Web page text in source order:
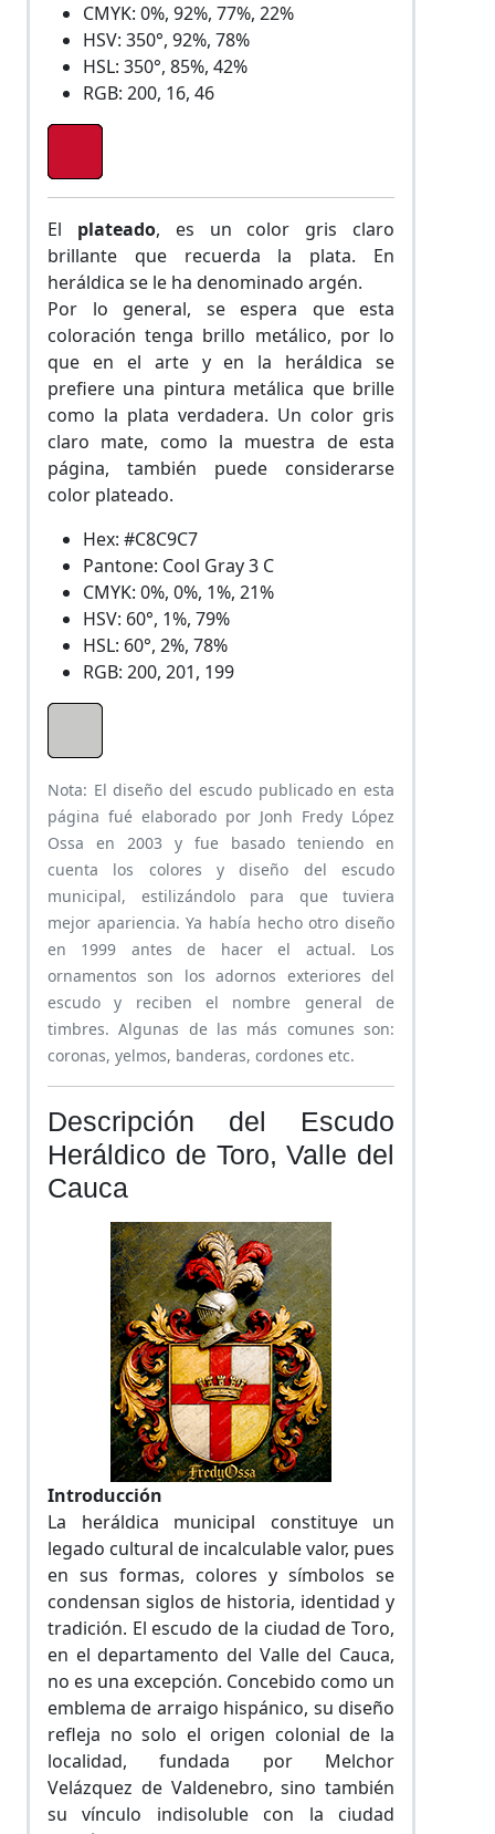
CMYK: 0%, 92%, 77%, 22%
HSV: 350°, 92%, 78%
HSL: 350°, 85%, 42%
RGB: 200, 16, 46
El plateado, es un color gris claro
brillante que recuerda la plata. En
heráldica se le ha denominado argén.
Por lo general, se espera que esta
coloración tenga brillo metálico, por lo
que en el arte y en la heráldica se
prefiere una pintura metálica que brille
como la plata verdadera. Un color gris
claro mate, como la muestra de esta
página, también puede considerarse
color plateado.
Hex: #C8C9C7
Pantone: Cool Gray 3 C
CMYK: 0%, 0%, 1%, 21%
HSV: 60°, 1%, 79%
HSL: 60°, 2%, 78%
RGB: 200, 201, 199
Nota: El diseño del escudo publicado en esta
página fué elaborado por Jonh Fredy López
Ossa en 2003 y fue basado teniendo en
cuenta los colores y diseño del escudo
municipal, estilizándolo para que tuviera
mejor apariencia. Ya había hecho otro diseño
en 1999 antes de hacer el actual. Los
ornamentos son los adornos exteriores del
escudo y reciben el nombre general de
timbres. Algunas de las más comunes son:
coronas, yelmos, banderas, cordones etc.
Descripción del Escudo
Heráldico de Toro, Valle del
Cauca
Introducción
La heráldica municipal constituye un
legado cultural de incalculable valor, pues
en sus formas, colores y símbolos se
condensan siglos de historia, identidad y
tradición. El escudo de la ciudad de Toro,
en el departamento del Valle del Cauca,
no es una excepción. Concebido como un
emblema de arraigo hispánico, su diseño
refleja no solo el origen colonial de la
localidad, fundada por Melchor
Velázquez de Valdenebro, sino también
su vínculo indisoluble con la ciudad